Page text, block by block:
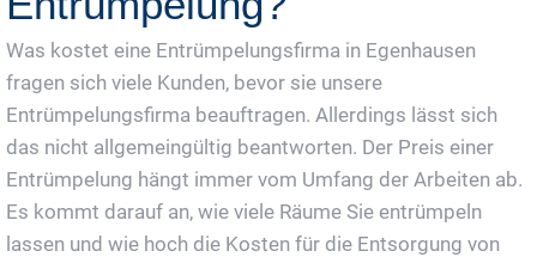
Was kostet eine Entrümpelungsfirma in Egenhausen
fragen sich viele Kunden, bevor sie unsere
Entrümpelungsfirma beauftragen. Allerdings lässt sich
das nicht allgemeingültig beantworten. Der Preis einer
Entrümpelung hängt immer vom Umfang der Arbeiten ab.
Es kommt darauf an, wie viele Räume Sie entrümpeln
lassen und wie hoch die Kosten für die Entsorgung von